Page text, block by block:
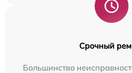
Срочный
Большинство